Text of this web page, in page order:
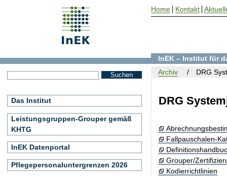
DRG
Fallpauschalen-
Grouper/
Kodierrichtlinien
InEK – Institut für
Archiv
DRG
Das Institut
Leistungsgruppen-Grouper gemäß
KHTG
InEK Datenportal
Pflegepersonaluntergrenzen 2026
Home Kontakt